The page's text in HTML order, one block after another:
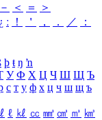
－ ＜ ＝
＞
ː ！ ＇ ， ． ／
：
þ ŧ ŋ ŉ
У Ф Х Ц Ч Ш Щ Ъ
с т у ф х ц ч ш щ ъ
ℓ ㎘ ㏄ ㎣ ㎤ ㎥ ㎦